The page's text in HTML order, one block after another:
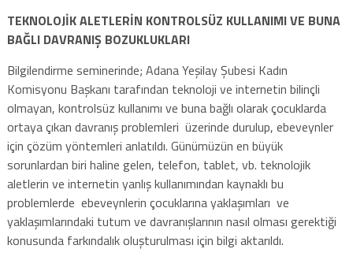
TEKNOLOJİK ALETLERİN KONTROLSÜZ KULLANIMI VE BUNA
BAĞLI DAVRANIŞ BOZUKLUKLARI
Bilgilendirme seminerinde; Adana Yeşilay Şubesi Kadın
Komisyonu Başkanı tarafından teknoloji ve internetin bilinçli
olmayan, kontrolsüz kullanımı ve buna bağlı olarak çocuklarda
ortaya çıkan davranış problemleri üzerinde durulup, ebeveynler
için çözüm yöntemleri anlatıldı. Günümüzün en büyük
sorunlardan biri haline gelen, telefon, tablet, vb. teknolojik
aletlerin ve internetin yanlış kullanımından kaynaklı bu
problemlerde ebeveynlerin çocuklarına yaklaşımları ve
yaklaşımlarındaki tutum ve davranışlarının nasıl olması gerektiği
konusunda farkındalık oluşturulması için bilgi aktarıldı.